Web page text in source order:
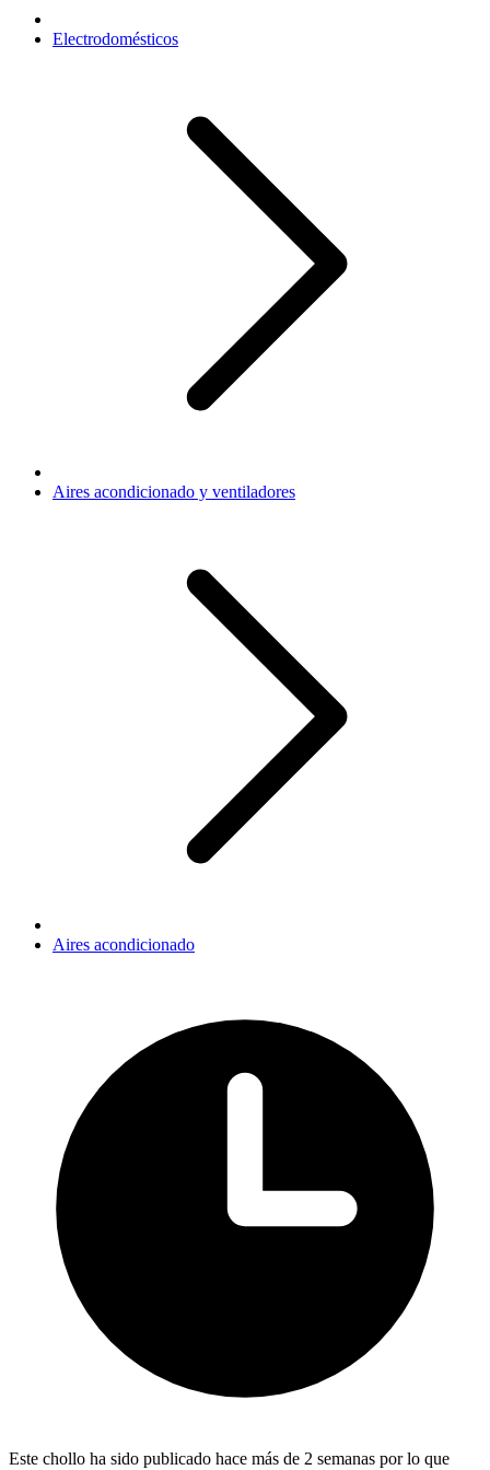
Electrodomésticos
Aires acondicionado y ventiladores
Aires acondicionado
Este chollo ha sido publicado hace más de 2 semanas por lo que